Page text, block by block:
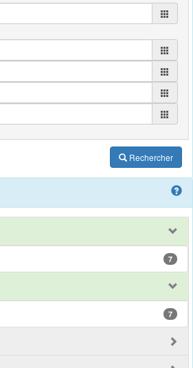
Rechercher
7
7